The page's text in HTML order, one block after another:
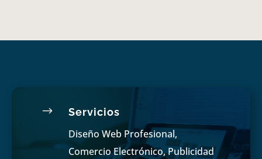
$ Servicios
Diseño Web Profesional,
Comercio Electrónico, Publicidad